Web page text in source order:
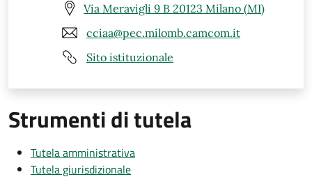
Via Meravigli 9 B 20123 Milano (MI)
cciaa@pec.milomb.camcom.it
Sito istituzionale
Strumenti di tutela
Tutela amministrativa
Tutela giurisdizionale